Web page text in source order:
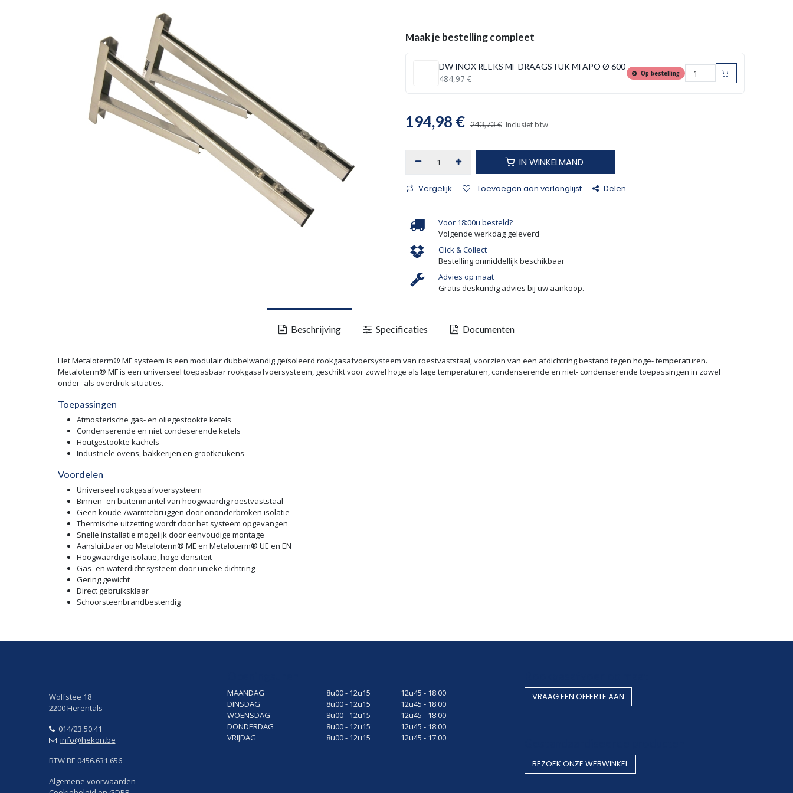
Maak je bestelling compleet
DW INOX REEKS MF DRAAGSTUK MFAPO Ø 600
484,97 €
Op bestelling
194,98 € 243,73€ Inclusief btw
IN WINKELMAND
Vergelijk Toevoegen aan verlanglijst Delen
Voor 18:00u besteld?
Volgende werkdag geleverd
Click & Collect
Bestelling onmiddellijk beschikbaar
Advies op maat
Gratis deskundig advies bij uw aankoop.
Beschrijving Specificaties Documenten
Het Metaloterm® MF systeem is een modulair dubbelwandig geïsoleerd rookgasafvoersysteem van roestvaststaal, voorzien van een afdichtring bestand tegen hoge- temperaturen.
Metaloterm® MF is een universeel toepasbaar rookgasafvoersysteem, geschikt voor zowel hoge als lage temperaturen, condenserende en niet- condenserende toepassingen in zowel
onder- als overdruk situaties.
Toepassingen
Atmosferische gas- en oliegestookte ketels
Condenserende en niet condeserende ketels
Houtgestookte kachels
Industriële ovens, bakkerijen en grootkeukens
Voordelen
Universeel rookgasafvoersysteem
Binnen- en buitenmantel van hoogwaardig roestvaststaal
Geen koude-/warmtebruggen door ononderbroken isolatie
Thermische uitzetting wordt door het systeem opgevangen
Snelle installatie mogelijk door eenvoudige montage
Aansluitbaar op Metaloterm® ME en Metaloterm® UE en EN
Hoogwaardige isolatie, hoge densiteit
Gas- en waterdicht systeem door unieke dichtring
Gering gewicht
Direct gebruiksklaar
Schoorsteenbrandbestendig
Wolfstee 18
2200 Herentals
014/23.50.41
info@hekon.be
BTW BE 0456.631.656
Algemene voorwaarden
MAANDAG
DINSDAG
WOENSDAG
DONDERDAG
VRIJDAG
8u00 - 12u15
8u00 - 12u15
8u00 - 12u15
8u00 - 12u15
8u00 - 12u15
12u45 - 18:00
12u45 - 18:00
12u45 - 18:00
12u45 - 18:00
12u45 - 17:00
VRAAG EEN OF​​​​FERTE AAN
BEZOEK O​​​​NZE WEBWINKEL